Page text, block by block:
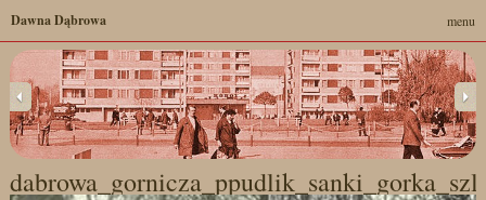
Dawna Dąbrowa menu